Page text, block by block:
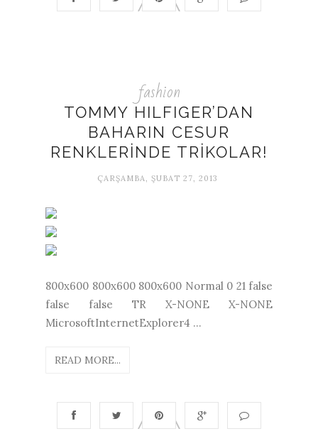
fashion
TOMMY HILFIGER’DAN
BAHARIN CESUR
RENKLERİNDE TRİKOLAR!
ÇARŞAMBA, ŞUBAT 27, 2013
800x600 800x600 800x600 Normal 0 21 false
false false TR X-NONE X-NONE
MicrosoftInternetExplorer4 ...
READ MORE...